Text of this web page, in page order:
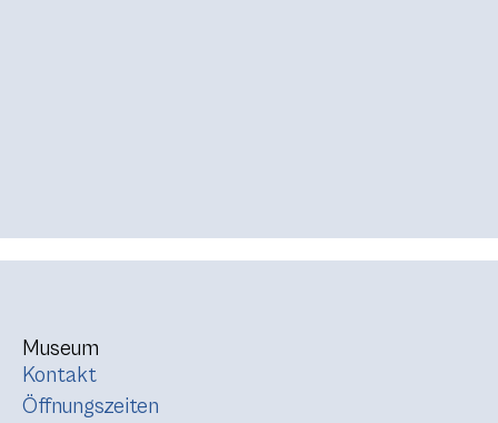
Museum
Kontakt
Öffnungszeiten